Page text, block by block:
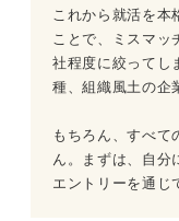
これから就活を本
ことで、ミスマッ
社程度に絞ってし
種、組織風土の企
もちろん、すべて
ん。まずは、自分
エントリーを通じ